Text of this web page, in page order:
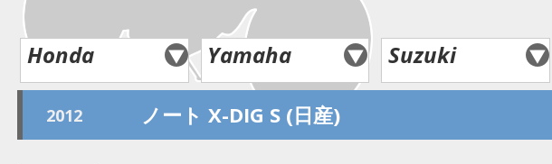
Honda Yamaha Suzuki
2012 ノート X-DIG S (日産)